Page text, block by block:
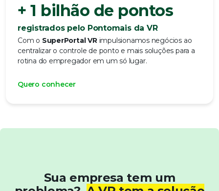
+ 1 bilhão de pontos
registrados pelo Pontomais da VR
Com o SuperPortal VRimpulsionamos negócios ao
centralizar o controle de ponto e mais soluções para a
rotina do empregador em um só lugar.
Quero conhecer
Sua empresa tem um